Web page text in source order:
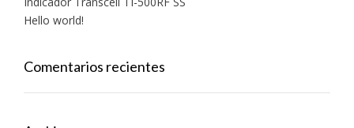
Hello world!
Comentarios recientes